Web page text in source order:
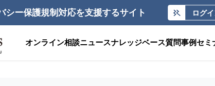
シー保護規制対応を支援するサイト ログ
オンライン相談ニュースナレッジベース質問事例 セミ